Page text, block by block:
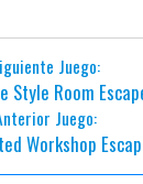
Juego:
Style Room
Juego:
Workshop